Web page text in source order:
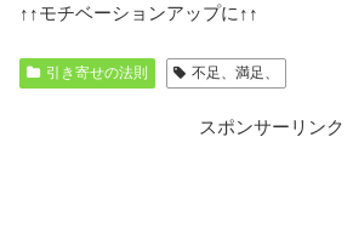
↑↑モチベーションアップに ↑↑
引き寄せの法則 不足、満足、
スポンサーリンク